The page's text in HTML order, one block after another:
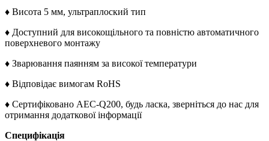
♦ Висота 5 мм, ультраплоский тип
♦ Доступний для високощільного та повністю автоматичного
поверхневого монтажу
♦ Зварювання паянням за високої температури
♦ Відповідає вимогам RoHS
♦ Сертифіковано AEC-Q200, будь ласка, зверніться до нас для
отримання додаткової інформації
Специфікація